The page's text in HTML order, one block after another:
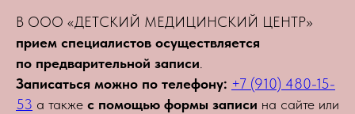
В ООО «ДЕТСКИЙ МЕДИЦИНСКИЙ ЦЕНТР»
прием специалистов осуществляется
по предварительной записи
Записаться можно по телефону: +7 (910) 480-15-
53 а также с помощью формы записи на сайте или